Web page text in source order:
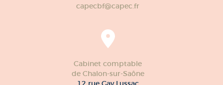
capecbf@capec.fr
Cabinet comptable
de Chalon-sur-Saône